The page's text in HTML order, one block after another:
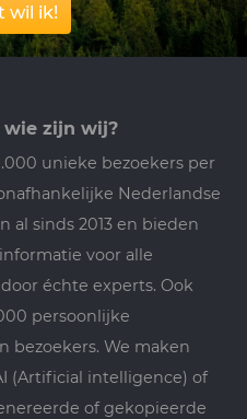
wil ik!
wie zijn wij?
unieke bezoekers per
Nederlandse
al sinds 2013 en bieden
voor alle
échte experts. Ook
persoonlijke
bezoekers. We maken
(Artificial intelligence) of
of gekopieerde